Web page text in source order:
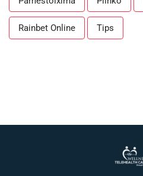
Rainbet Online Tips